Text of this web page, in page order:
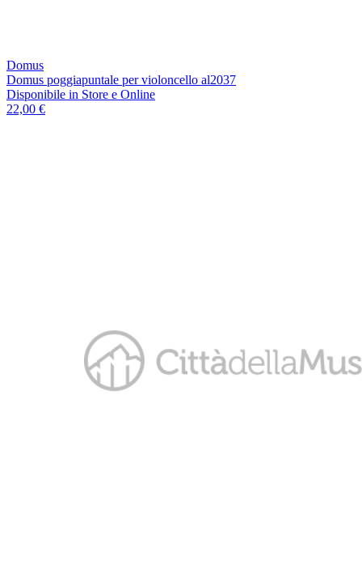
Domus
Domus poggiapuntale per violoncello al2037
Disponibile in Store e Online
22,00 €